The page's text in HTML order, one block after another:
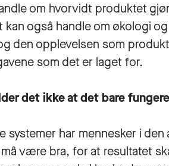
om hvorvidt produktet
kan også handle om økologi
den opplevelsen som
som det er laget for.
det ikke at det bare
systemer har mennesker i
være bra, for at resultatet